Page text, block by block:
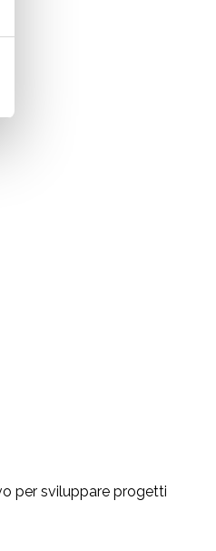
per sviluppare progetti